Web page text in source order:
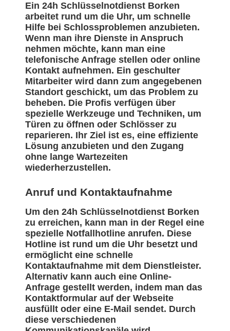
Ein 24h Schlüsselnotdienst Borken
arbeitet rund um die Uhr, um schnelle
Hilfe bei Schlossproblemen anzubieten.
Wenn man ihre Dienste in Anspruch
nehmen möchte, kann man eine
telefonische Anfrage stellen oder online
Kontakt aufnehmen. Ein geschulter
Mitarbeiter wird dann zum angegebenen
Standort geschickt, um das Problem zu
beheben. Die Profis verfügen über
spezielle Werkzeuge und Techniken, um
Türen zu öffnen oder Schlösser zu
reparieren. Ihr Ziel ist es, eine effiziente
Lösung anzubieten und den Zugang
ohne lange Wartezeiten
wiederherzustellen.
Anruf und Kontaktaufnahme
Um den 24h Schlüsselnotdienst Borken
zu erreichen, kann man in der Regel eine
spezielle Notfallhotline anrufen. Diese
Hotline ist rund um die Uhr besetzt und
ermöglicht eine schnelle
Kontaktaufnahme mit dem Dienstleister.
Alternativ kann auch eine Online-
Anfrage gestellt werden, indem man das
Kontaktformular auf der Webseite
ausfüllt oder eine E-Mail sendet. Durch
diese verschiedenen